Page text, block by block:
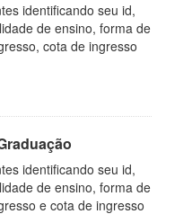
identificando seu id,
de ensino, forma de
cota de ingresso
identificando seu id,
de ensino, forma de
e cota de ingresso